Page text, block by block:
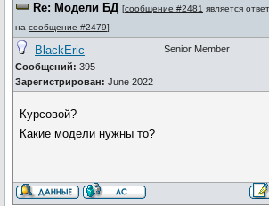
Re: Модели БД [сообщение #2481 является
на сообщение #2479]
BlackEric
Сообщений: 395
Зарегистрирован: June 2022
Senior Member
Курсовой?
Какие модели нужны то?